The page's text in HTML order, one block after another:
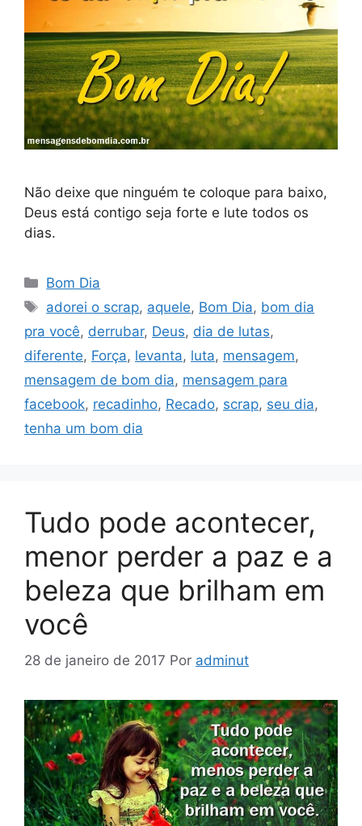
Não deixe que ninguém te coloque para baixo,
Deus está contigo seja forte e lute todos os
dias.
Categorias
Bom Dia
Tags
adorei o scrap, aquele, Bom Dia, bom dia
pra você, derrubar, Deus, dia de lutas,
diferente, Força, levanta, luta, mensagem,
mensagem de bom dia, mensagem para
facebook, recadinho, Recado, scrap, seu dia,
tenha um bom dia
Tudo pode acontecer,
menor perder a paz e a
beleza que brilham em
você
28 de janeiro de 2017 Por adminut